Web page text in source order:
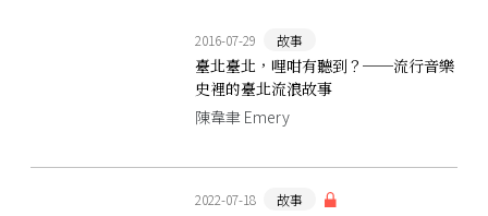
2016-07-29 故事
臺北臺北，哩咁有聽到？──流行音樂
史裡的臺北流浪故事
陳韋聿 Emery
2022-07-18 故事